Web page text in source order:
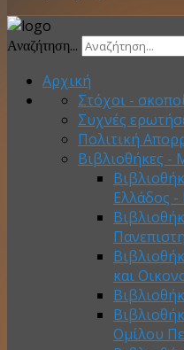
Αναζήτηση...
Αρχική
Στόχοι -
Συχνές
Πολιτική
Βιβλιοθήκες -
Ελλάδος -
και
Ομίλου